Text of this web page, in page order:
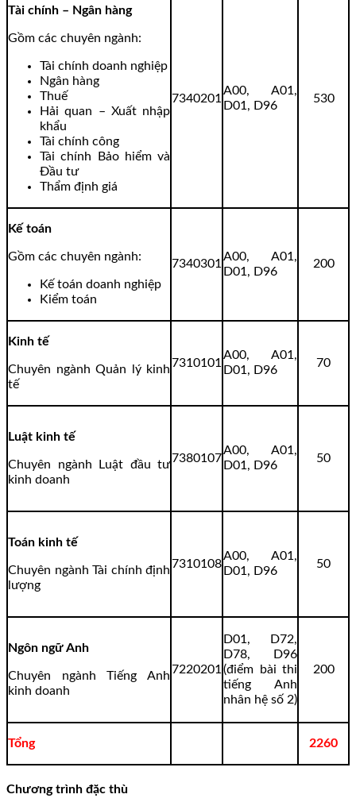
Tài chính – Ngân hàng
Gồm các chuyên ngành:
Tài chính doanh nghiệp
Ngân hàng
Thuế
Hải quan – Xuất nhập
khẩu
Tài chính công
Tài chính Bảo hiểm và
Đầu tư
Thẩm định giá
7340201
A00, A01,
D01, D96
530
Kế toán
Gồm các chuyên ngành:
Kế toán doanh nghiệp
Kiểm toán
7340301
A00, A01,
D01, D96
200
Kinh tế
Chuyên ngành Quản lý kinh
tế
7310101
A00, A01,
D01, D96
70
Luật kinh tế
Chuyên ngành Luật đầu tư
kinh doanh
7380107
A00, A01,
D01, D96
50
Toán kinh tế
Chuyên ngành Tài chính định
lượng
7310108
A00, A01,
D01, D96
50
Ngôn ngữ Anh
Chuyên ngành Tiếng Anh
kinh doanh
7220201
D01, D72,
D78, D96
(điểm bài thi
tiếng Anh
nhân hệ số 2)
200
Tổng 2260
Chương trình đặc thù